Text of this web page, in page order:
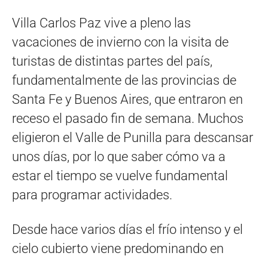
Villa Carlos Paz vive a pleno las
vacaciones de invierno con la visita de
turistas de distintas partes del país,
fundamentalmente de las provincias de
Santa Fe y Buenos Aires, que entraron en
receso el pasado fin de semana. Muchos
eligieron el Valle de Punilla para descansar
unos días, por lo que saber cómo va a
estar el tiempo se vuelve fundamental
para programar actividades.
Desde hace varios días el frío intenso y el
cielo cubierto viene predominando en